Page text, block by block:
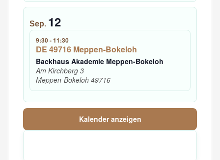
Sep. 12
9:30-11:30
DE 49716 Meppen-Bokeloh
Backhaus Akademie Meppen-Bokeloh
Am Kirchberg 3
Meppen-Bokeloh 49716
Kalender anzeigen